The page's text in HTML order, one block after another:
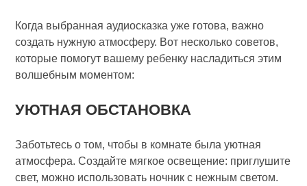
Когда выбранная аудиосказка уже готова, важно
создать нужную атмосферу. Вот несколько советов,
которые помогут вашему ребенку насладиться этим
волшебным моментом:
УЮТНАЯ ОБСТАНОВКА
Заботьтесь о том, чтобы в комнате была уютная
атмосфера. Создайте мягкое освещение: приглушите
свет, можно использовать ночник с нежным светом.